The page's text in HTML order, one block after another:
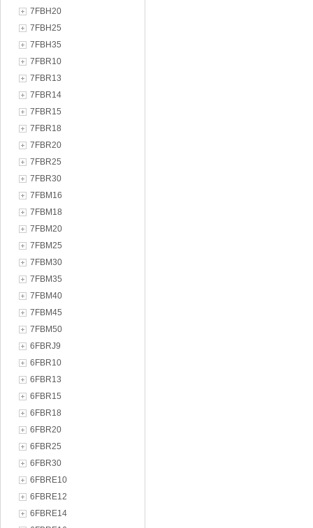
7FBH20
7FBH25
7FBH35
7FBR10
7FBR13
7FBR14
7FBR15
7FBR18
7FBR20
7FBR25
7FBR30
7FBM16
7FBM18
7FBM20
7FBM25
7FBM30
7FBM35
7FBM40
7FBM45
7FBM50
6FBRJ9
6FBR10
6FBR13
6FBR15
6FBR18
6FBR20
6FBR25
6FBR30
6FBRE10
6FBRE12
6FBRE14